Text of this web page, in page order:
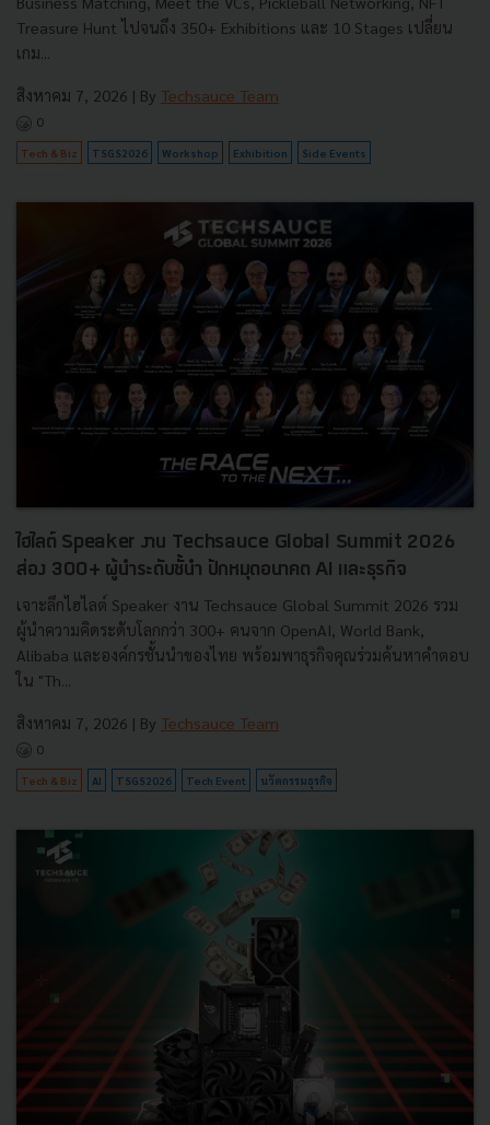
Treasure Hunt ไปจนถึง 350+ Exhibitions และ 10 Stages เปลี่ยน
เกม...
สิงหาคม 7, 2026 | By Techsauce Team
0
Tech & Biz TSGS2026 Workshop Exhibition Side Events
ไฮไลต์ Speaker งาน Techsauce Global Summit 2026
ส่อง 300+ ผู้นำระดับชั้นำ ปักหมุดอนาคต AI และธุรกิจ
เจาะลึกไฮไลต์ Speaker งาน Techsauce Global Summit 2026 รวม
ผู้นำความคิดระดับโลกกว่า 300+ คนจาก OpenAI, World Bank,
Alibaba และองค์กรชั้นนำของไทย พร้อมพาธุรกิจคุณร่วมค้นหาคำตอบ
ใน "Th...
สิงหาคม 7, 2026 | By Techsauce Team
0
Tech & Biz AI TSGS2026 Tech Event นวัตกรรมธุรกิจ